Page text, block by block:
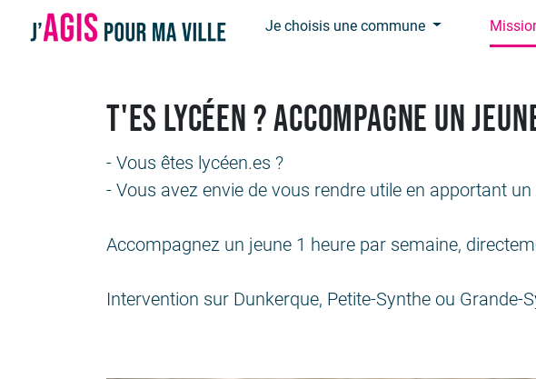
Je choisis une commune
T'es lycéen ? Accompagne un
- Vous êtes lycéen.es ?
- Vous avez envie de vous rendre utile en apportant
Accompagnez un jeune 1 heure par semaine,
Intervention sur Dunkerque, Petite-Synthe ou Grande-
Panneau de gestion des cookies